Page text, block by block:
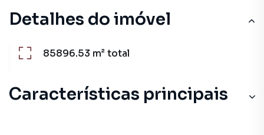
Detalhes do imóvel
85896.53 m²total
Características principais